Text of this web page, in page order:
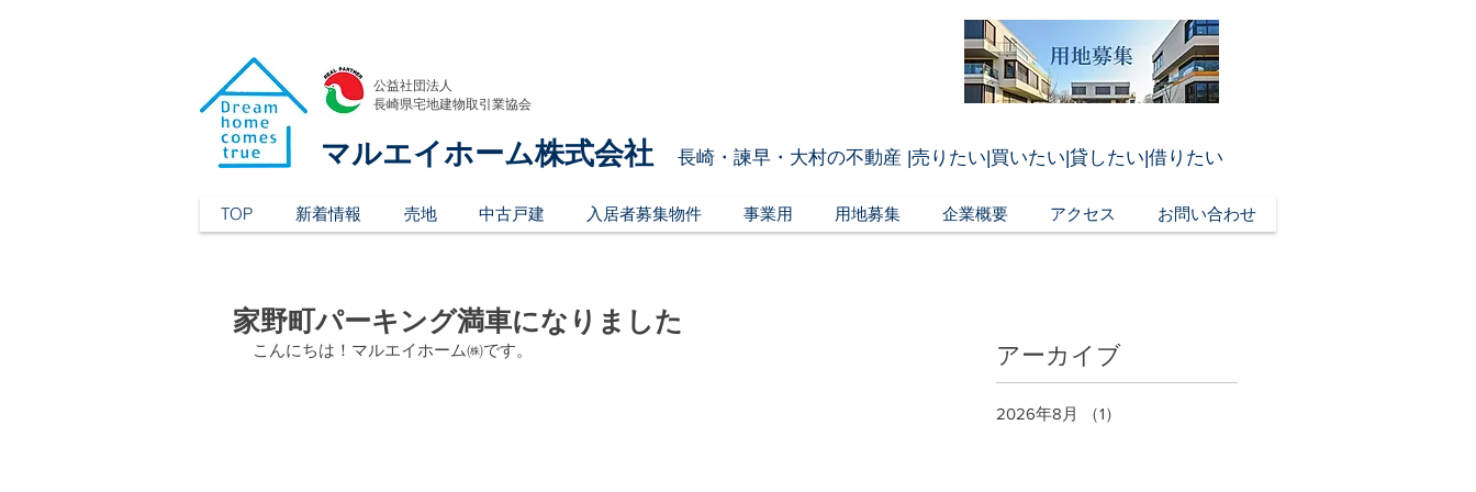
公益社団法人
​長崎県宅地建物取引業協会
マルエイホーム株式会社 長崎・諫早・大村の不動産 |売りたい|買いたい|貸したい|借りたい
TOP 新着情報 売地 中古戸建 入居者募集物件 事業用 用地募集 企業概要 アクセス お問い合わせ
家野町パーキング満車になりました
こんにちは！マルエイホーム㈱です。 アーカイブ
2026年8月 （1）